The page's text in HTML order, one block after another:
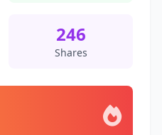
246
Shares